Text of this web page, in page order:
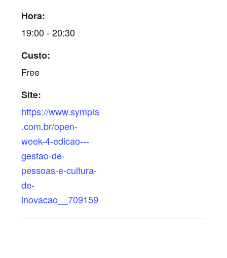
Hora:
19:00 - 20:30
Custo:
Free
Site:
https://www.sympla
.com.br/open-
week-4-edicao---
gestao-de-
pessoas-e-cultura-
de-
inovacao__709159